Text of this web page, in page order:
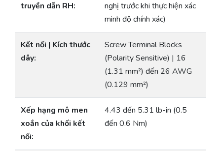
truyền dẫn RH:
nghị trước khi thực hiện xác
minh độ chính xác)
Kết nối | Kích thước
dây:
Screw Terminal Blocks
(Polarity Sensitive) | 16
(1.31 mm²) đến 26 AWG
(0.129 mm²)
Xếp hạng mô men
xoắn của khối kết
nối:
4.43 đến 5.31 lb-in (0.5
đến 0.6 Nm)